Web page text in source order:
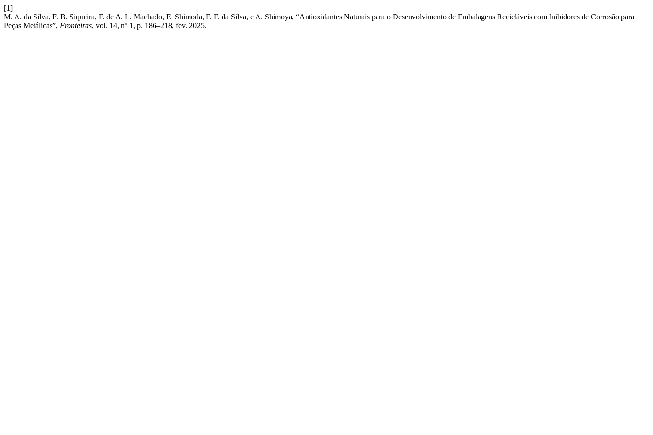
[1]
M. A. da Silva, F. B. Siqueira, F. de A. L. Machado, E. Shimoda, F. F. da Silva, e A. Shimoya, “Antioxidantes Naturais para o Desenvolvimento de Embalagens Recicláveis com Inibidores de Corrosão para
Peças Metálicas”, Fronteiras, vol. 14, nº 1, p. 186–218, fev. 2025.